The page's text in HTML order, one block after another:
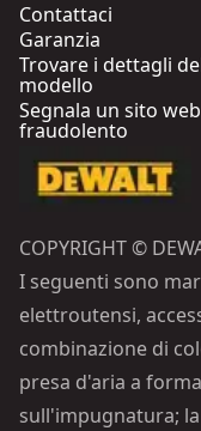
Contattaci
Garanzia
Trovare i dettagli
modello
Segnala un sito web
fraudolento
COPYRIGHT ©
I seguenti sono
elettroutensi,
combinazione di
presa d'aria a
sull'impugnatura;